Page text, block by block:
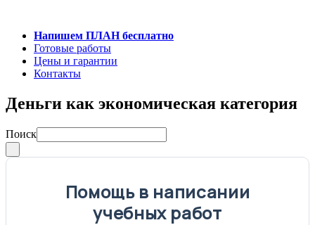
Напишем ПЛАН бесплатно
Готовые работы
Цены и гарантии
Контакты
Деньги как экономическая категория
Поиск
Помощь в написании
учебных работ